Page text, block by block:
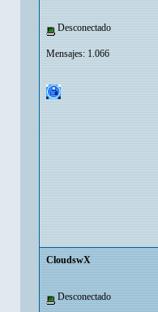
Desconectado
Mensajes: 1.066
CloudswX
Desconectado